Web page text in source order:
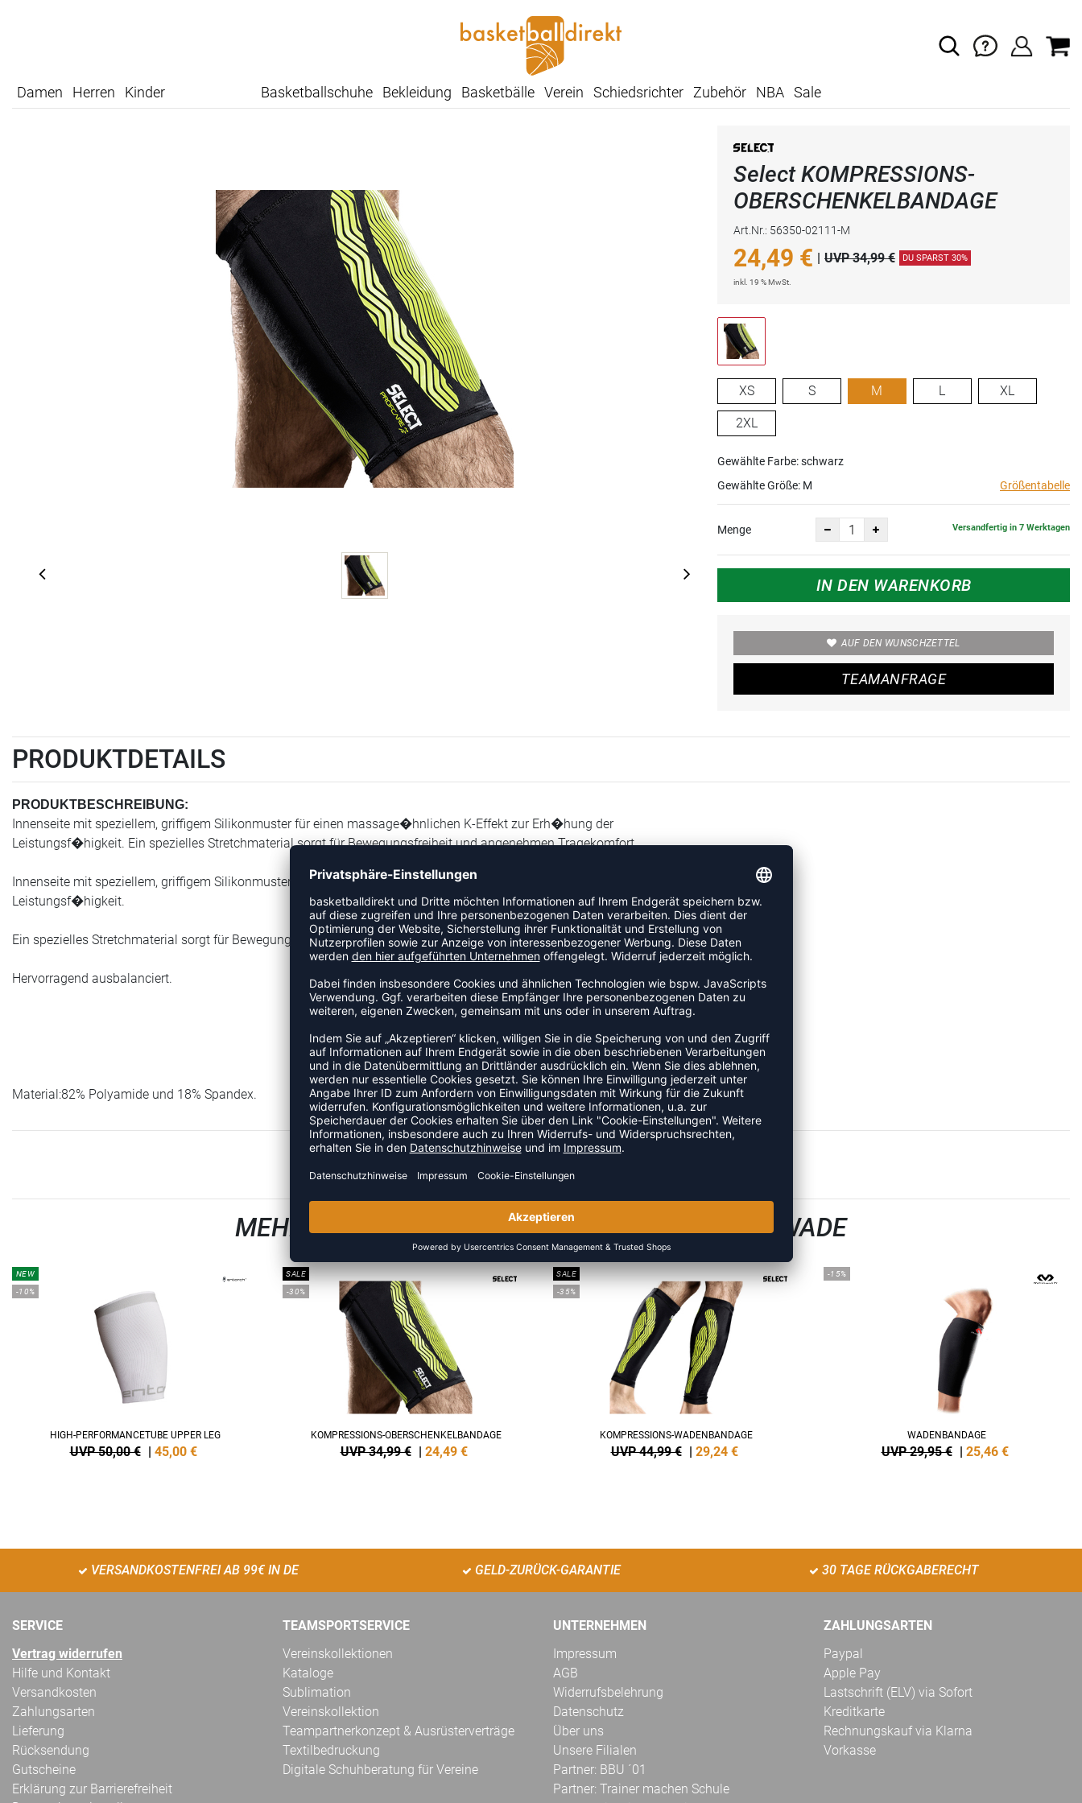
Damen Herren Kinder Basketballschuhe Bekleidung Basketbälle Verein Schiedsrichter Zubehör NBA Sale
Select KOMPRESSIONS-
OBERSCHENKELBANDAGE
Art.Nr.: 56350-02111-M
24,49 € | UVP 34,99 € DU SPARST 30%
inkl. 19 % MwSt.
XS S M L XL
2XL
Gewählte Farbe: schwarz
Gewählte Größe: M Größentabelle
Menge Versandfertig in 7 Werktagen
IN DEN WARENKORB
AUF DEN WUNSCHZETTEL
TEAMANFRAGE
PRODUKTDETAILS
PRODUKTBESCHREIBUNG:
Innenseite mit speziellem, griffigem Silikonmuster für einen massage�hnlichen K-Effekt zur Erh�hung der
Leistungsf�higkeit. Ein spezielles Stretchmaterial sorgt für Bewegungsfreiheit und angenehmen Tragekomfort.
Innenseite mit speziellem, griffigem Silikonmuster für einen massage�hnlichen K-Effekt zur Erh�hung der
Leistungsf�higkeit.
Ein spezielles Stretchmaterial sorgt für Bewegungsfreiheit und angenehmen Tragekomfort.
Hervorragend ausbalanciert.
Material:82% Polyamide und 18% Spandex.
ZULETZT ANGESEHEN
MEHR AUS DER KATEGORIE OBERSCHENKEL & WADE
NEW
-10%
HIGH-PERFORMANCETUBE UPPER LEG
UVP 50,00 € | 45,00 €
SALE
-30%
KOMPRESSIONS-OBERSCHENKELBANDAGE
UVP 34,99 € | 24,49 €
SALE
-35%
KOMPRESSIONS-WADENBANDAGE
UVP 44,99 € | 29,24 €
-15%
WADENBANDAGE
UVP 29,95 € | 25,46 €
VERSANDKOSTENFREI AB 99€ IN DE GELD-ZURÜCK-GARANTIE 30 TAGE RÜCKGABERECHT
SERVICE
Vertrag widerrufen
Hilfe und Kontakt
Versandkosten
Zahlungsarten
Lieferung
Rücksendung
Gutscheine
Erklärung zur Barrierefreiheit
TEAMSPORTSERVICE
Vereinskollektionen
Kataloge
Sublimation
Vereinskollektion
Teampartnerkonzept & Ausrüsterverträge
Textilbedruckung
Digitale Schuhberatung für Vereine
UNTERNEHMEN
Impressum
AGB
Widerrufsbelehrung
Datenschutz
Über uns
Unsere Filialen
Partner: BBU ´01
Partner: Trainer machen Schule
ZAHLUNGSARTEN
Paypal
Apple Pay
Lastschrift (ELV) via Sofort
Kreditkarte
Rechnungskauf via Klarna
Vorkasse